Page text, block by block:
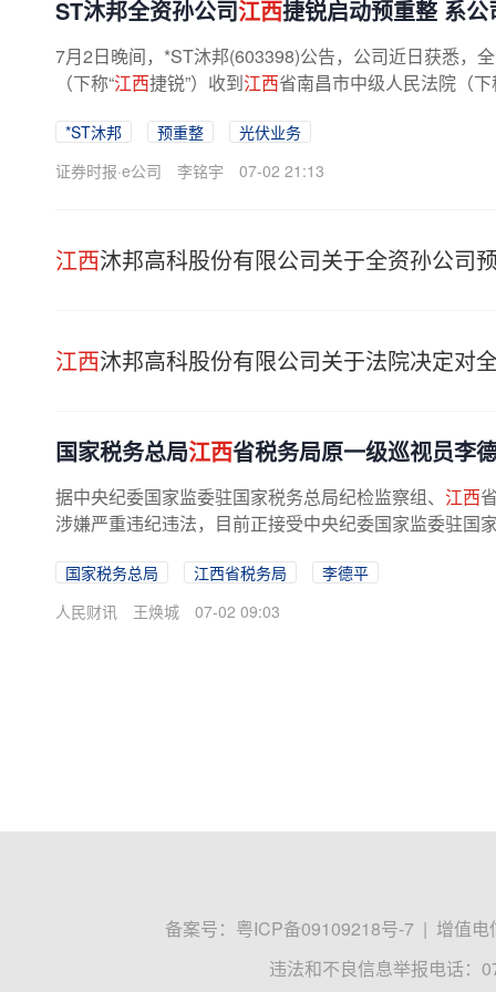
ST沐邦全资孙公司江西捷锐启动预重整 系
7月2日晚间，*ST沐邦(603398)公告，公司近日获悉，
（下称“江西捷锐”）收到江西省南昌市中级人民法院（
*ST沐邦 预重整
光伏业务
证券时报·e公司
李铭宇 07-02 21:13
江西沐邦高科股份有限公司关于全资孙公司
江西沐邦高科股份有限公司关于法院决定对
国家税务总局江西省税务局原一级巡视员李
据中央纪委国家监委驻国家税务总局纪检监察组、 江西
涉嫌严重违纪违法，目前正接受中央纪委国家监委驻国
国家税务总局 江西省税务局
李德平
人民财讯
王焕城 07-02 09:03
备案号： 粤ICP备09109218号-7 | 增值电
违法和不良信息举报电话：